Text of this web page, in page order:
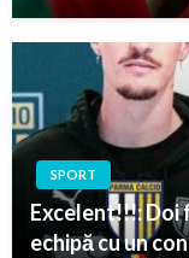
SPORT
Excelent!!!: Doi
echipă cu un